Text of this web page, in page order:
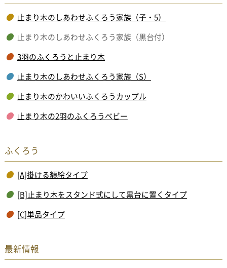
止まり木のしあわせふくろう家族（子・5）
止まり木のしあわせふくろう家族（黒台付）
3羽のふくろうと止まり木
止まり木のしあわせふくろう家族（S）
止まり木のかわいいふくろうカップル
止まり木の2羽のふくろうベビー
ふくろう
[A]掛ける額絵タイプ
[B]止まり木をスタンド式にして黒台に置くタイプ
[C]単品タイプ
最新情報